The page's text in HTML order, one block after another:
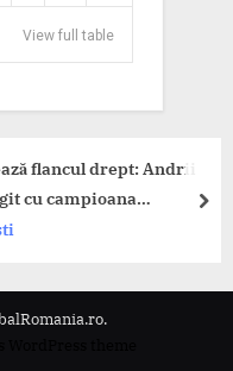
View full table